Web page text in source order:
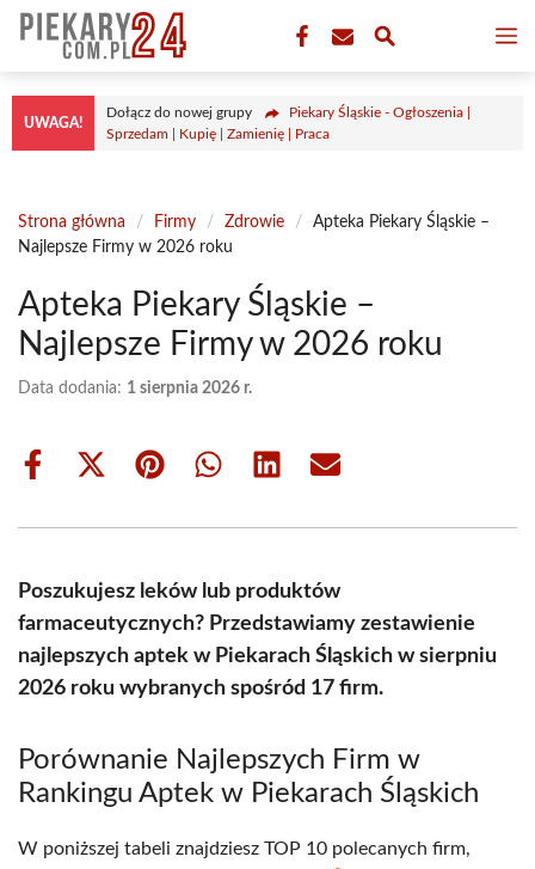
Przejdź
treści
UWAGA!
Dołącz do nowej grupy
Piekary Śląskie - Ogłoszenia |
Sprzedam | Kupię | Zamienię | Praca
Strona główna / Firmy / Zdrowie /
Apteka Piekary Śląskie –
Najlepsze Firmy w 2026 roku
Apteka Piekary Śląskie –
Najlepsze Firmy w 2026 roku
Data dodania: 1 sierpnia 2026 r.
Share
Share
(Twitter)
Share Share Share Share
Poszukujesz leków lub produktów
farmaceutycznych? Przedstawiamy zestawienie
najlepszych aptek w Piekarach Śląskich w sierpniu
2026 roku wybranych spośród 17 firm.
Porównanie Najlepszych Firm w
Rankingu Aptek w Piekarach Śląskich
W poniższej tabeli znajdziesz TOP 10 polecanych firm,